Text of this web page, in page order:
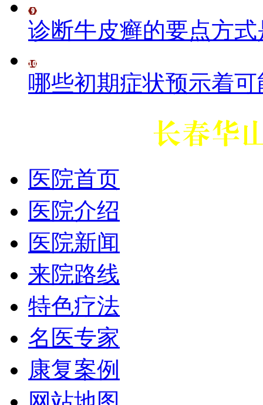
诊断牛皮癣的要点方
哪些初期症状预示着
医院首页
医院介绍
医院新闻
来院路线
特色疗法
名医专家
康复案例